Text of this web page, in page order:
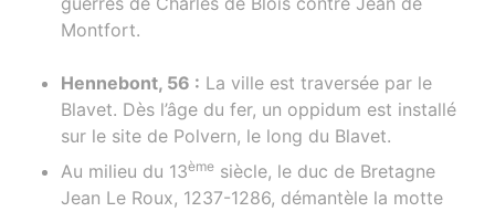
Montfort.
Hennebont, 56 : La ville est traversée par le
Blavet. Dès l’âge du fer, un oppidum est installé
sur le site de Polvern, le long du Blavet.
Au milieu du 13ème siècle, le duc de Bretagne
Jean Le Roux, 1237-1286, démantèle la motte